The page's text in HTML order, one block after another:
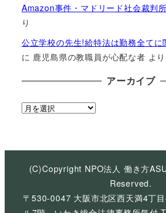
Amazon事件・マドリード社会裁判
り
公立学校の先生!給特法は勤務全てに
に 鹿児島県の教職員が心配な者 より
アーカイブ
ア
イ
(C)Copyright NPO法人 働き方
Reserved.
〒530-0047 大阪市北区西天満4丁目